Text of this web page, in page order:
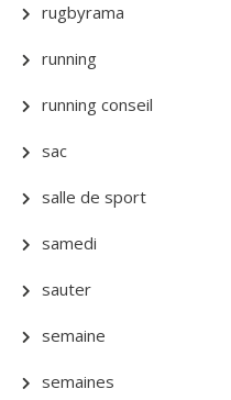
rugbyrama
running
running conseil
sac
salle de sport
samedi
sauter
semaine
semaines